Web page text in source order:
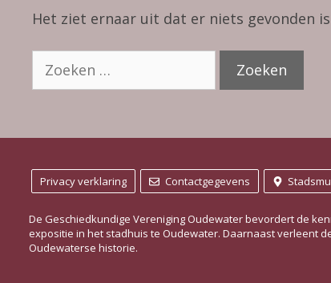
Het ziet ernaar uit dat er niets gevonden
naar:
Privacy verklaring Contactgegevens
De Geschiedkundige Vereniging Oudewater bevordert de
expositie in het stadhuis te Oudewater. Daarnaast verleent
Oudewaterse historie.